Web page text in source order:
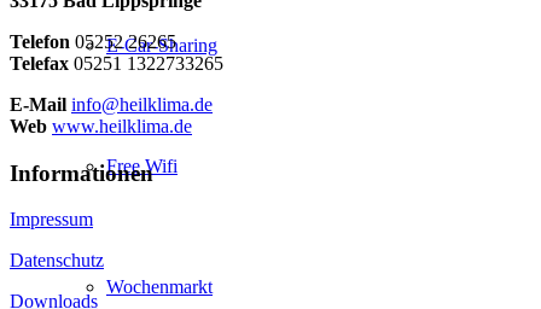
E-Car-Sharing
Free Wifi
Wochenmarkt
Telefon 05252 26265
Telefax 05251 1322733265
E-Mail info@heilklima.de
Web www.heilklima.de
Informationen
Impressum
Datenschutz
Downloads